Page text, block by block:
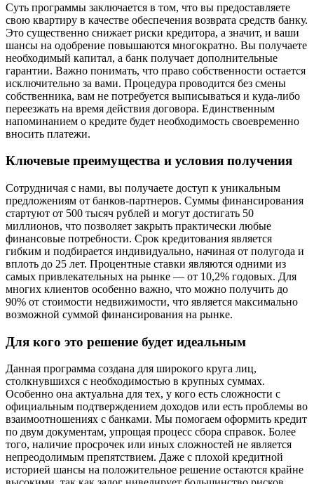
Суть программы заключается в том, что вы предоставляете
свою квартиру в качестве обеспечения возврата средств банку.
Это существенно снижает риски кредитора, а значит, и ваши
шансы на одобрение повышаются многократно. Вы получаете
необходимый капитал, а банк получает дополнительные
гарантии. Важно понимать, что право собственности остается
исключительно за вами. Процедура проводится без смены
собственника, вам не потребуется выписываться и куда-либо
переезжать на время действия договора. Единственным
напоминанием о кредите будет необходимость своевременно
вносить платежи.
Ключевые преимущества и условия получения
Сотрудничая с нами, вы получаете доступ к уникальным
предложениям от банков-партнеров. Суммы финансирования
стартуют от 500 тысяч рублей и могут достигать 50
миллионов, что позволяет закрыть практически любые
финансовые потребности. Срок кредитования является
гибким и подбирается индивидуально, начиная от полугода и
вплоть до 25 лет. Процентные ставки являются одними из
самых привлекательных на рынке — от 10,2% годовых. Для
многих клиентов особенно важно, что можно получить до
90% от стоимости недвижимости, что является максимально
возможной суммой финансирования на рынке.
Для кого это решение будет идеальным
Данная программа создана для широкого круга лиц,
столкнувшихся с необходимостью в крупных суммах.
Особенно она актуальна для тех, у кого есть сложности с
официальным подтверждением доходов или есть проблемы во
взаимоотношениях с банками. Мы помогаем оформить кредит
по двум документам, упрощая процесс сбора справок. Более
того, наличие просрочек или иных сложностей не является
непреодолимым препятствием. Даже с плохой кредитной
историей шансы на положительное решение остаются крайне